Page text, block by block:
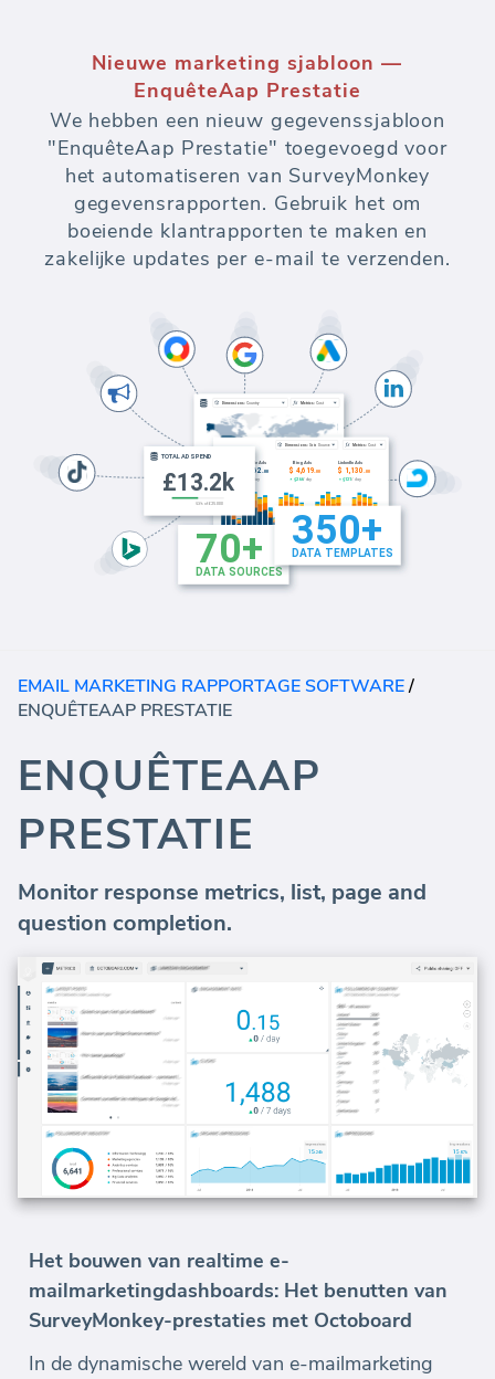
Nieuwe marketing sjabloon —
EnquêteAap Prestatie
We hebben een nieuw gegevenssjabloon
"EnquêteAap Prestatie" toegevoegd voor
het automatiseren van SurveyMonkey
gegevensrapporten. Gebruik het om
boeiende klantrapporten te maken en
zakelijke updates per e-mail te verzenden.
EMAIL MARKETING RAPPORTAGE SOFTWARE/
ENQUÊTEAAP PRESTATIE
ENQUÊTEAAP
PRESTATIE
Monitor response metrics, list, page and
question completion.
Het bouwen van realtime e-
mailmarketingdashboards: Het benutten van
SurveyMonkey-prestaties met Octoboard
In de dynamische wereld van e-mailmarketing